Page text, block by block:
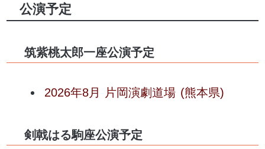
公演予定
筑紫桃太郎一座公演予定
2026年8月 片岡演劇道場 (熊本県)
剣戟はる駒座公演予定